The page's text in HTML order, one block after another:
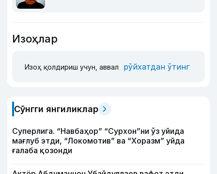
Изоҳлар
Изоҳ қолдириш учун, аввал рўйхатдан ўтинг
Сўнгги янгиликлар
Суперлига. “Навбаҳор” “Сурхон”ни ўз уйида
мағлуб этди, “Локомотив” ва “Хоразм” уйда
ғалаба қозонди